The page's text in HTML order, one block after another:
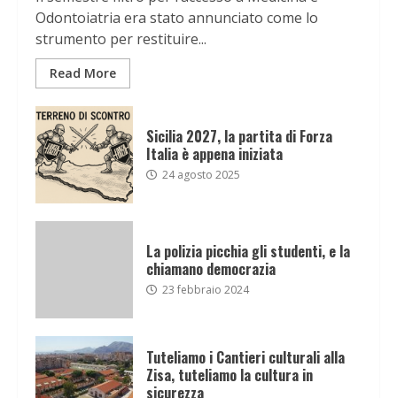
Odontoiatria era stato annunciato come lo
strumento per restituire...
Read More
Sicilia 2027, la partita di Forza
Italia è appena iniziata
24 agosto 2025
La polizia picchia gli studenti, e la
chiamano democrazia
23 febbraio 2024
Tuteliamo i Cantieri culturali alla
Zisa, tuteliamo la cultura in
sicurezza